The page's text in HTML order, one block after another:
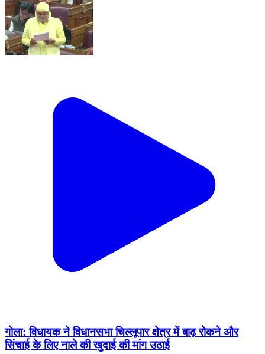
गोला: विधायक ने विधानसभा चिल्लूपार क्षेत्र में बाढ़ रोकने और